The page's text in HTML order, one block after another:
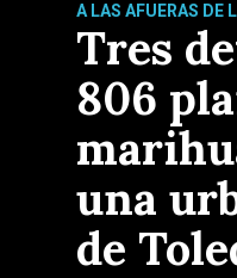
A LAS AFUERAS DE
Tres
806
una
de